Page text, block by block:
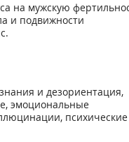
на мужскую
и подвижности
и дезориентация,
эмоциональные
психические